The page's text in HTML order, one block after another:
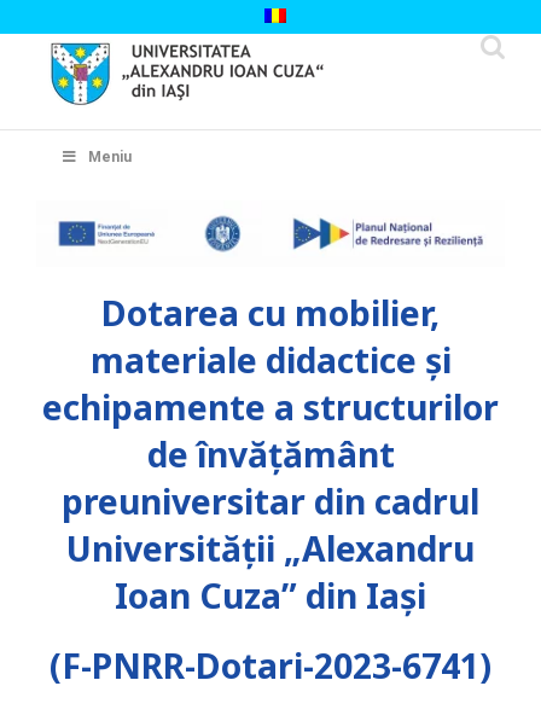
to
content
Meniu
Dotarea cu mobilier,
materiale didactice și
echipamente a structurilor
de învățământ
preuniversitar din cadrul
Universității „Alexandru
Ioan Cuza” din Iași
(F-PNRR-Dotari-2023-6741)